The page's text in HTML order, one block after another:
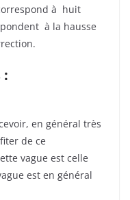
à huit
à la hausse
:
en général très
de ce
vague est celle
est en général